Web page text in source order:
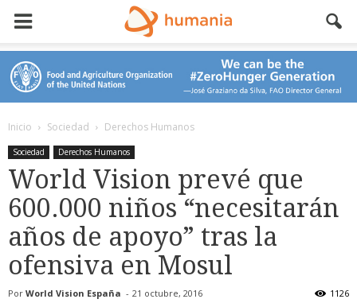
Inicio Sociedad Derechos Humanos
Sociedad Derechos Humanos
World Vision prevé que
600.000 niños “necesitarán
años de apoyo” tras la
ofensiva en Mosul
Por World Vision España - 21 octubre, 2016 1126